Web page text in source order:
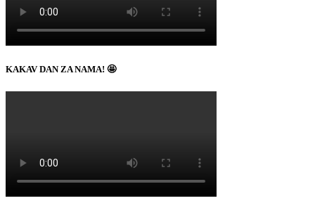
KAKAV DAN ZA NAMA! 🤩